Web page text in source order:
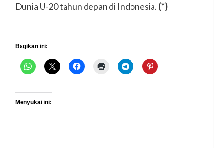
Dunia U-20 tahun depan di Indonesia. (*)
Bagikan ini:
Menyukai ini: